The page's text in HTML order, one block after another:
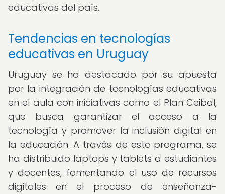
educativas del país.
Tendencias en tecnologías
educativas en Uruguay
Uruguay se ha destacado por su apuesta
por la integración de tecnologías educativas
en el aula con iniciativas como el Plan Ceibal,
que busca garantizar el acceso a la
tecnología y promover la inclusión digital en
la educación. A través de este programa, se
ha distribuido laptops y tablets a estudiantes
y docentes, fomentando el uso de recursos
digitales en el proceso de enseñanza-